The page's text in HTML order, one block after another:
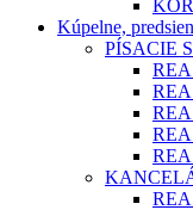
Kúpelne,
PÍSACIE